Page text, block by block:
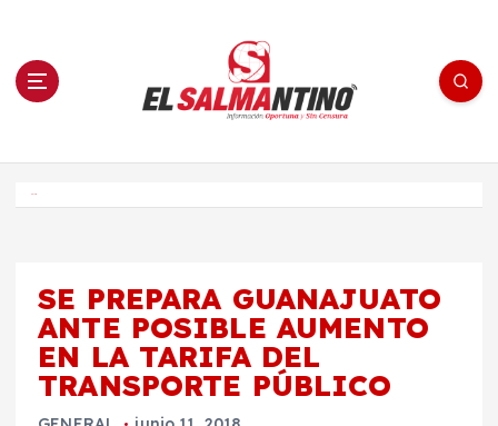
n El Salmantino - medios/noticias/editorial
SE PREPARA GUANAJUATO
ANTE POSIBLE AUMENTO
EN LA TARIFA DEL
TRANSPORTE PÚBLICO